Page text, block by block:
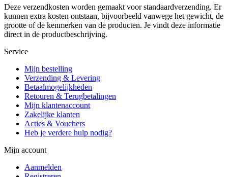
Deze verzendkosten worden gemaakt voor standaardverzending. Er
kunnen extra kosten ontstaan, bijvoorbeeld vanwege het gewicht, de
grootte of de kenmerken van de producten. Je vindt deze informatie
direct in de productbeschrijving.
Service
Mijn bestelling
Verzending & Levering
Betaalmogelijkheden
Retouren & Terugbetalingen
Mijn klantenaccount
Zakelijke klanten
Acties & Vouchers
Heb je verdere hulp nodig?
Mijn account
Aanmelden